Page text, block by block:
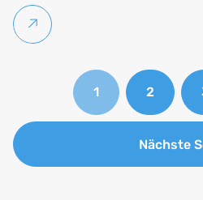
Weiterlesen
1 2
Nächste